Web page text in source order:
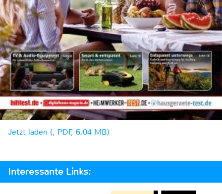
Jetzt laden (, PDF, 6.04 MB)
Interessante Links: